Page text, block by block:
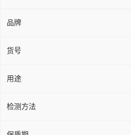
品牌
货号
用途
检测方法